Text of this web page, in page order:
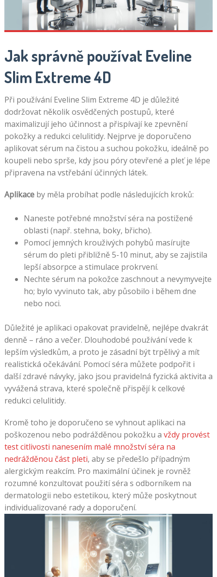
Jak správně používat Eveline
Slim Extreme 4D
Při používání Eveline Slim Extreme 4D je důležité
dodržovat několik osvědčených postupů, které
maximalizují jeho účinnost a přispívají ke zpevnění
pokožky a redukci celulitidy. Nejprve je doporučeno
aplikovat sérum na čistou a suchou pokožku, ideálně po
koupeli nebo sprše, kdy jsou póry otevřené a pleť je lépe
připravena na vstřebání účinných látek.
Aplikaceby měla probíhat podle následujících kroků:
Naneste potřebné množství séra na postižené
oblasti (např. stehna, boky, břicho).
Pomocí jemných krouživých pohybů masírujte
sérum do pleti přibližně 5-10 minut, aby se zajistila
lepší absorpce a stimulace prokrvení.
Nechte sérum na pokožce zaschnout a nevymyvejte
ho; bylo vyvinuto tak, aby působilo i během dne
nebo noci.
Důležité je aplikaci opakovat pravidelně, nejlépe dvakrát
denně – ráno a večer. Dlouhodobé používání vede k
lepším výsledkům, a proto je zásadní být trpělivý a mít
realistická očekávání. Pomocí séra můžete podpořit i
další zdravé návyky, jako jsou pravidelná fyzická aktivita a
vyvážená strava, které společně přispějí k celkové
redukci celulitidy.
Kromě toho je doporučeno se vyhnout aplikaci na
poškozenou nebo podrážděnou pokožku a vždy provést
test citlivosti nanesením malé množství séra na
nedrážděnou část pleti, aby se předešlo případným
alergickým reakcím. Pro maximální účinek je rovněž
rozumné konzultovat použití séra s odborníkem na
dermatologii nebo estetikou, který může poskytnout
individualizované rady a doporučení.